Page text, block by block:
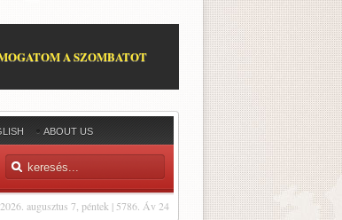
A SZOMBATOT
ABOUT US
2026. augusztus 7, péntek | 5786. Áv 24